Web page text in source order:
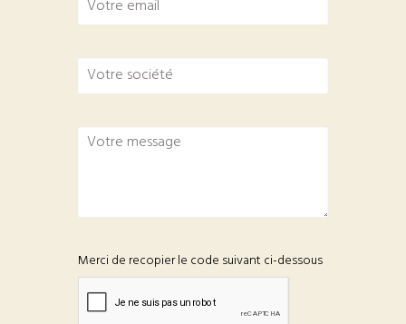
Merci de recopier le code suivant ci-dessous